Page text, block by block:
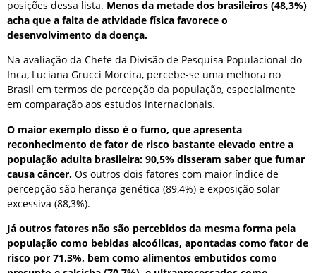
posições dessa lista. Menos da metade dos brasileiros (48,3%)
acha que a falta de atividade física favorece o
desenvolvimento da doença.
Na avaliação da Chefe da Divisão de Pesquisa Populacional do
Inca, Luciana Grucci Moreira, percebe-se uma melhora no
Brasil em termos de percepção da população, especialmente
em comparação aos estudos internacionais.
O maior exemplo disso é o fumo, que apresenta
reconhecimento de fator de risco bastante elevado entre a
população adulta brasileira: 90,5% disseram saber que fumar
causa câncer. Os outros dois fatores com maior índice de
percepção são herança genética (89,4%) e exposição solar
excessiva (88,3%).
Já outros fatores não são percebidos da mesma forma pela
população como bebidas alcoólicas, apontadas como fator de
risco por 71,3%, bem como alimentos embutidos como